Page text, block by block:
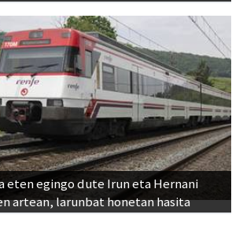
eten egingo dute Irun eta Hernani
artean, larunbat honetan hasita